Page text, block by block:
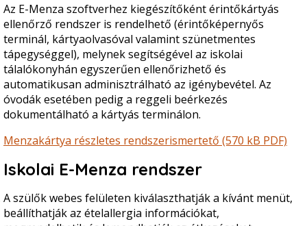
Az E-Menza szoftverhez kiegészítőként érintőkártyás
ellenőrző rendszer is rendelhető (érintőképernyős
terminál, kártyaolvasóval valamint szünetmentes
tápegységgel), melynek segítségével az iskolai
tálalókonyhán egyszerűen ellenőrizhető és
automatikusan adminisztrálható az igénybevétel. Az
óvodák esetében pedig a reggeli beérkezés
dokumentálható a kártyás terminálon.
Menzakártya részletes rendszerismertető (570 kB PDF)
Iskolai E-Menza rendszer
A szülők webes felületen kiválaszthatják a kívánt menüt,
beállíthatják az ételallergia információkat,